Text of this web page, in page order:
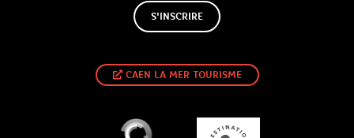
S'INSCRIRE
CAEN LA MER TOURISME